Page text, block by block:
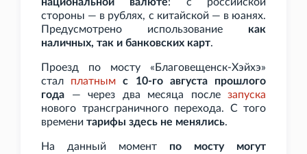
стороны — в рублях, с китайской — в юанях.
Предусмотрено использование как
наличных, так и банковских карт.
Проезд по мосту «Благовещенск-Хэйхэ»
стал платным
с 10-го августа прошлого
года — через два месяца после запуска
нового трансграничного перехода. С того
времени тарифы здесь не менялись.
На данный момент по мосту могут